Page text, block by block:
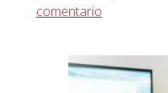
comentario